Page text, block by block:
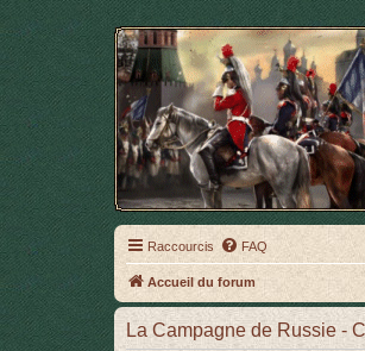
Raccourcis FAQ
Accueil du forum
La Campagne de Russie -